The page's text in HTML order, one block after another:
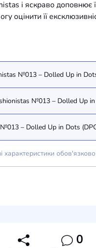
і яскраво
оцінити її
Коли було випущено Barbie
характеристики
0